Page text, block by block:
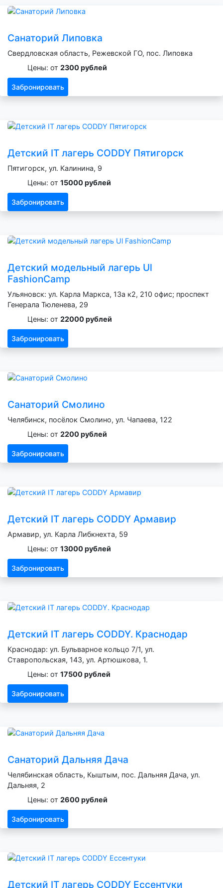
Санаторий Липовка
Свердловская область, Режевской ГО, пос. Липовка
Цены: от 2300 рублей
Забронировать
Детский IT лагерь CODDY Пятигорск
Пятигорск, ул. Калинина, 9
Цены: от 15000 рублей
Забронировать
Детский модельный лагерь Ul
FashionCamp
Ульяновск: ул. Карла Маркса, 13а к2, 210 офис; проспект
Генерала Тюленева, 29
Цены: от 22000 рублей
Забронировать
Санаторий Смолино
Челябинск, посёлок Смолино, ул. Чапаева, 122
Цены: от 2200 рублей
Забронировать
Детский IT лагерь CODDY Армавир
Армавир, ул. Карла Либкнехта, 59
Цены: от 13000 рублей
Забронировать
Детский IT лагерь CODDY. Краснодар
Краснодар: ул. Бульварное кольцо 7/1, ул.
Ставропольская, 143, ул. Артюшкова, 1.
Цены: от 17500 рублей
Забронировать
Санаторий Дальняя Дача
Челябинская область, Кыштым, пос. Дальняя Дача, ул.
Дальняя, 2
Цены: от 2600 рублей
Забронировать
Детский IT лагерь CODDY Ессентуки